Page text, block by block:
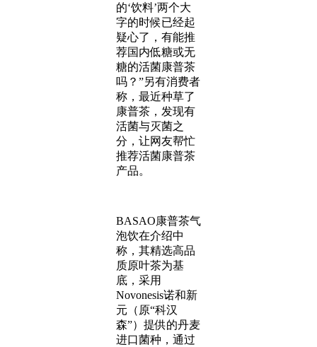
的‘饮料’两个大
字的时候已经起
疑心了，有能推
荐国内低糖或无
糖的活菌康普茶
吗？”另有消费者
称，最近种草了
康普茶，发现有
活菌与灭菌之
分，让网友帮忙
推荐活菌康普茶
产品。
BASAO康普茶气
泡饮在介绍中
称，其精选高品
质原叶茶为基
底，采用
Novonesis诺和新
元（原“科汉
森”）提供的丹麦
进口菌种，通过